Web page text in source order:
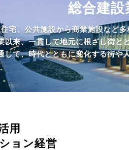
総合建設
宅、公共施設から商業施設など
以来、一貫して地元に根ざし街と
て、時代とともに変化する街
用
ョン経営